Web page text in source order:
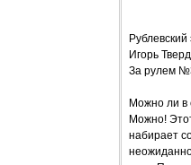
Рублевский
Игорь
За рулем
Можно ли в
Можно!
набирает